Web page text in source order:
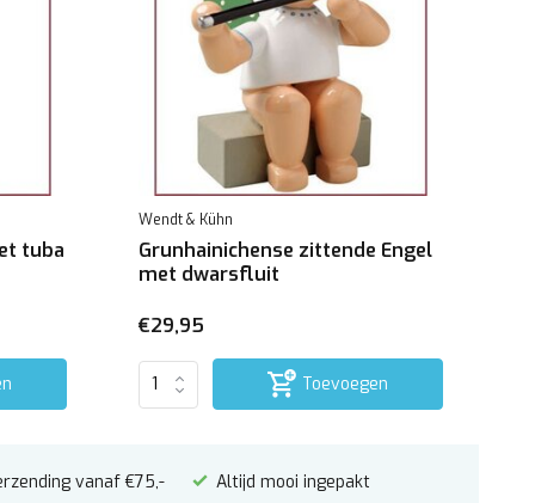
tuba
Wendt & Kühn
Grunhainichense zittende Engel
met dwarsfluit
€29,95
Toevoegen
vanaf €75,- Altijd mooi ingepakt